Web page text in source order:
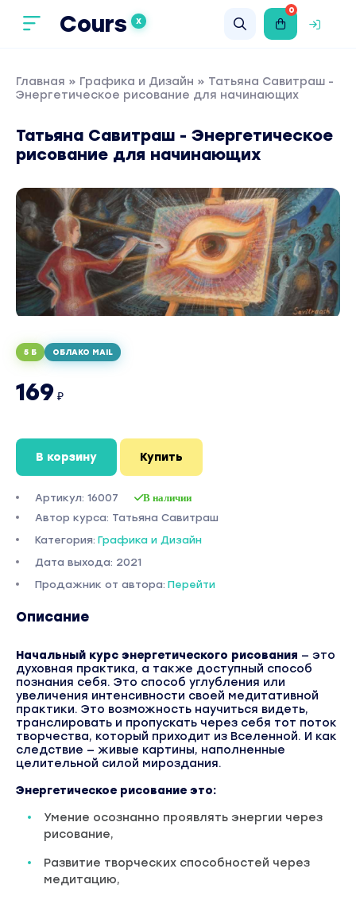
Cours X
0
Главная » Графика и Дизайн » Татьяна Савитраш -
Энергетическое рисование для начинающих
Татьяна Савитраш - Энергетическое
рисование для начинающих
5 Б ОБЛАКО MAIL
169 ₽
В корзину Купить
Артикул: 16007 В наличии
Автор курса: Татьяна Савитраш
Категория: Графика и Дизайн
Дата выхода: 2021
Продажник от автора: Перейти
Описание
Начальный курс энергетического рисования — это
духовная практика, а также доступный способ
познания себя. Это способ углубления или
увеличения интенсивности своей медитативной
практики. Это возможность научиться видеть,
транслировать и пропускать через себя тот поток
творчества, который приходит из Вселенной. И как
следствие — живые картины, наполненные
целительной силой мироздания.
Энергетическое рисование это:
Умение осознанно проявлять энергии через
рисование,
Развитие творческих способностей через
медитацию,